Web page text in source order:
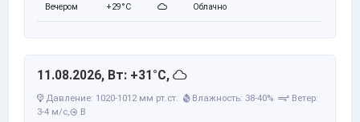
Вечером +29°C Облачно
11.08.2026, Вт: +31°C,
Давление: 1020-1012 мм рт.ст. Влажность: 38-40%
Ветер:
3-4 м/с,
В